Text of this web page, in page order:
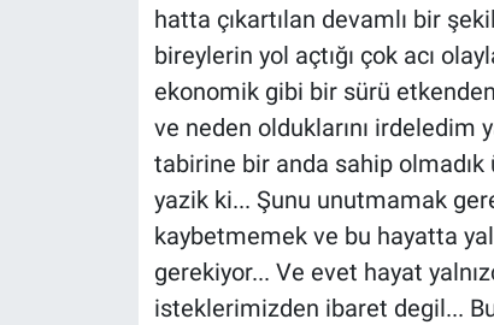
hatta çıkartılan devamlı bir
bireylerin yol açtığı çok acı
ekonomik gibi bir sürü etkenden
ve neden olduklarını irdeledim
tabirine bir anda sahip
yazik ki... Şunu unutmamak
kaybetmemek ve bu hayatta
gerekiyor... Ve evet hayat
isteklerimizden ibaret degil...